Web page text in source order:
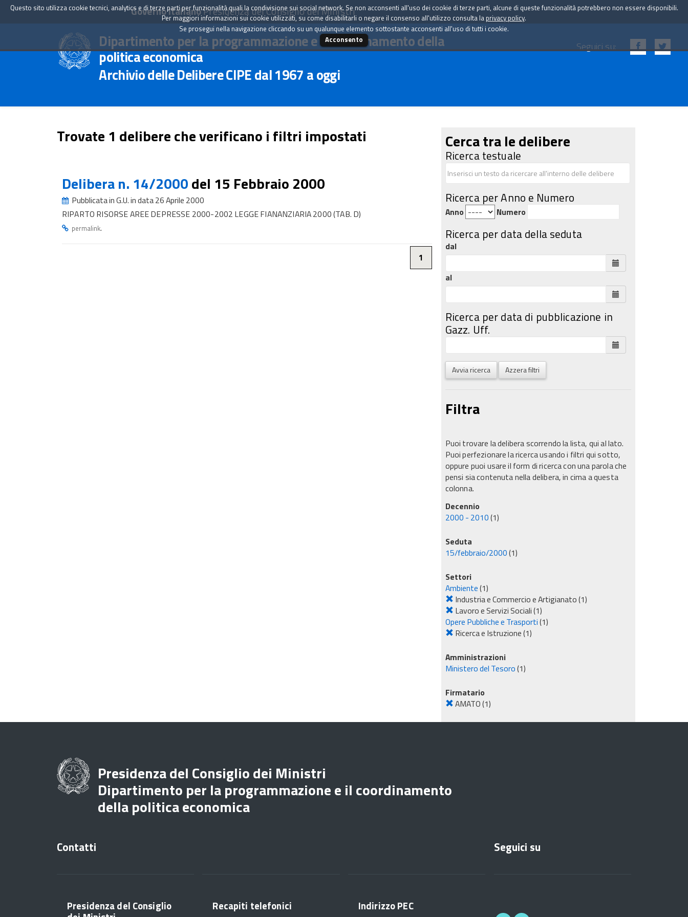
Governo ItalianoPresidenza del Consiglio dei Ministri
Dipartimento per la programmazione e il coordinamento della
politica economica
Archivio delle Delibere CIPE dal 1967 a oggi
Seguici su:
Trovate 1 delibere che verificano i filtri impostati
Delibera n. 14/2000del 15 Febbraio 2000
Pubblicata in G.U. in data 26 Aprile 2000
RIPARTO RISORSE AREE DEPRESSE 2000-2002 LEGGE FIANANZIARIA 2000 (TAB. D)
permalink.
1
Cerca tra le delibere
Ricerca testuale
Ricerca per Anno e Numero
Anno Numero
Ricerca per data della seduta
dal
al
Ricerca per data di pubblicazione in
Gazz. Uff.
Avvia ricerca Azzera filtri
Filtra
Puoi trovare la delibera scorrendo la lista, qui al lato.
Puoi perfezionare la ricerca usando i filtri qui sotto,
oppure puoi usare il form di ricerca con una parola che
pensi sia contenuta nella delibera, in cima a questa
colonna.
Decennio
2000 - 2010(1)
Seduta
15/febbraio/2000(1)
Settori
Ambiente(1)
Industria e Commercio e Artigianato(1)
Lavoro e Servizi Sociali(1)
Opere Pubbliche e Trasporti(1)
Ricerca e Istruzione(1)
Amministrazioni
Ministero del Tesoro(1)
Firmatario
AMATO(1)
Questo sito utilizza cookie tecnici, analytics e di terze parti per funzionalità quali la condivisione sui social network. Se non acconsenti all'uso dei cookie di terze parti, alcune di queste funzionalità potrebbero non essere disponibili.
Per maggiori informazioni sui cookie utilizzati, su come disabilitarli o negare il consenso all'utilizzo consulta la privacy policy.
Se prosegui nella navigazione cliccando su un qualunque elemento sottostante acconsenti all'uso di tutti i cookie.
Acconsento
Presidenza del Consiglio dei Ministri
Dipartimento per la programmazione e il coordinamento
della politica economica
Contatti
Presidenza del Consiglio Recapiti telefonici Indirizzo PEC
Seguici su